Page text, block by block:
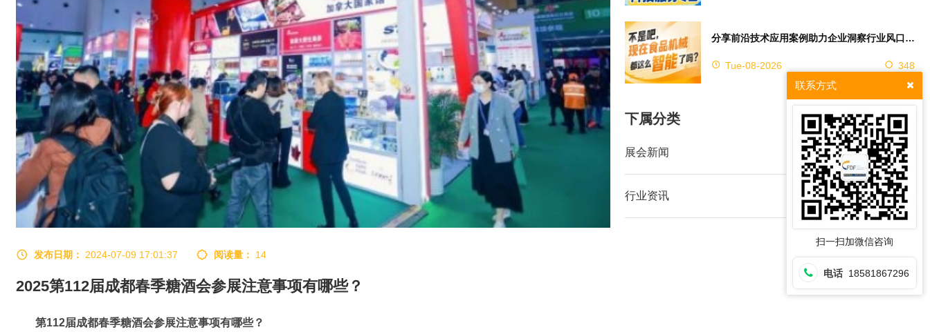
发布日期： 2024-07-09 17:01:37 阅读量： 14
2025第112届成都春季糖酒会参展注意事项有哪些？
第112届成都春季糖酒会参展注意事项有哪些？
分享前沿技术应用案例助力企业洞察行业风口，2026南京秋糖9号馆赋能创新
Tue-08-2026 348
下属分类
展会新闻
行业资讯
联系方式
扫一扫加微信咨询
电话 18581867296